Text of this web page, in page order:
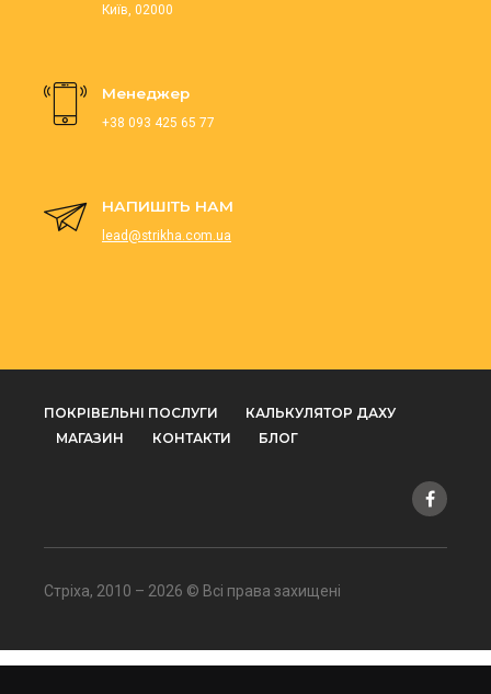
Київ, 02000
Менеджер
+38 093 425 65 77
НАПИШІТЬ НАМ
lead@strikha.com.ua
ПОКРІВЕЛЬНІ ПОСЛУГИ
КАЛЬКУЛЯТОР ДАХУ
МАГАЗИН
КОНТАКТИ БЛОГ
Стріха, 2010 – 2026 © Всі права захищені